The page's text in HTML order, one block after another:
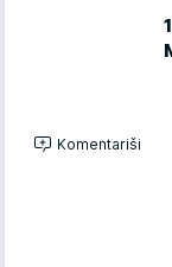
Komentariši